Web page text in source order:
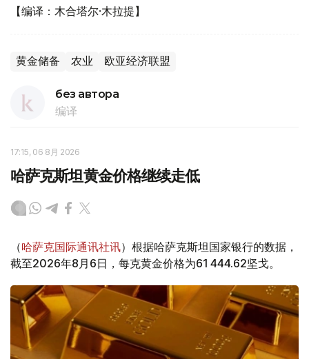
【编译：木合塔尔·木拉提】
黄金储备 农业 欧亚经济联盟
без автора
编译
17:15, 06 8月 2026
哈萨克斯坦黄金价格继续走低
（哈萨克国际通讯社讯）根据哈萨克斯坦国家银行的数据，
截至2026年8月6日，每克黄金价格为61 444.62坚戈。